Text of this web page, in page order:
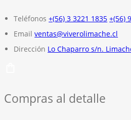
Teléfonos +(56) 3 3221 1835 +(56)
Email ventas@viverolimache.cl
Dirección Lo Chaparro s/n.
Compras al detalle